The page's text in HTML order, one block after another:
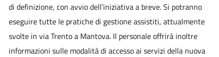
di definizione, con avvio dell’iniziativa a breve. Si potranno
eseguire tutte le pratiche di gestione assistiti, attualmente
svolte in via Trento a Mantova. Il personale offrirà inoltre
informazioni sulle modalità di accesso ai servizi della nuova